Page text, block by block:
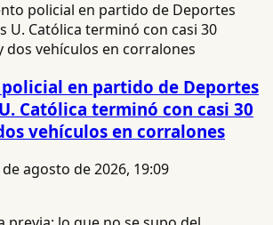
en partido de Deportes
Católica terminó con casi 30
vehículos en corralones
agosto de 2026, 19:09